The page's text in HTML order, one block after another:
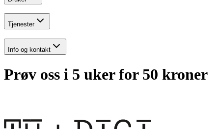
Tjenester
Info og kontakt
Prøv oss i 5 uker for 50 kroner